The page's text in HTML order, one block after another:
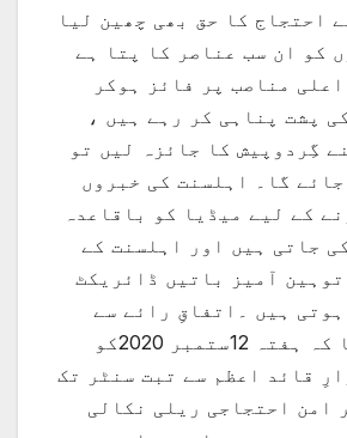
احتجاج کا حق بھی چھین لیا
کو ان سب عناصر کا پتا ہے
مناصب پر فائز ہوکر
پشت پناہی کر رہے ہیں ،
گِردوپیش کا جائزہ لیں تو
گا۔ اہلسنت کی خبروں
کے لیے میڈیا کو باقاعدہ
جاتی ہیں اور اہلسنت کے
توہین آمیز باتیں ڈائریکٹ
ہیں ۔اتفاقِ رائے سے
فیصلہ کیا گیا کہ ہفتہ 12ستمبر 2020کو
قائد اعظم سے تبت سنٹر تک
امن احتجاجی ریلی نکالی